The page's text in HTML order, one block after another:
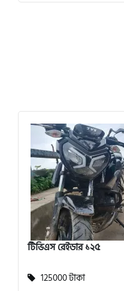
টিভিএস রেইডার ১২৫
125000 টাকা